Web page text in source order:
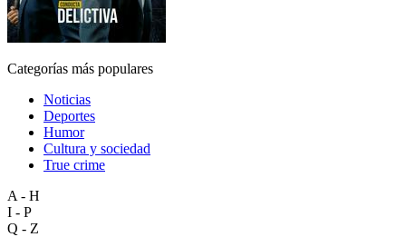
Categorías más populares
Noticias
Deportes
Humor
Cultura y sociedad
True crime
A - H
I - P
Q - Z